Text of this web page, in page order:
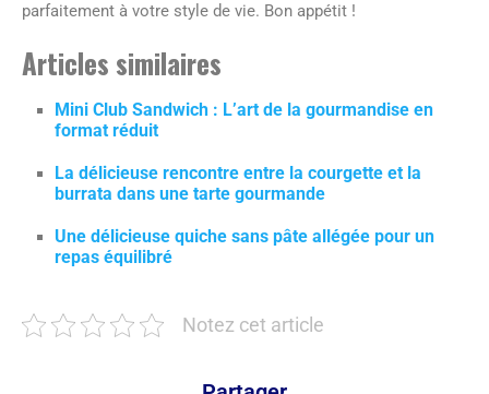
parfaitement à votre style de vie. Bon appétit !
Articles similaires
Mini Club Sandwich : L’art de la gourmandise en
format réduit
La délicieuse rencontre entre la courgette et la
burrata dans une tarte gourmande
Une délicieuse quiche sans pâte allégée pour un
repas équilibré
Notez cet article